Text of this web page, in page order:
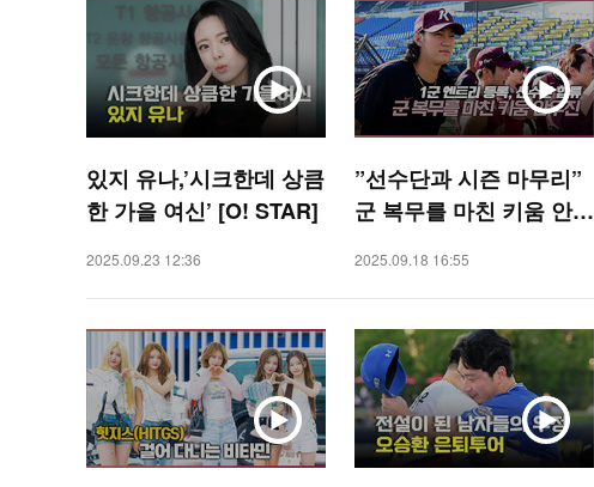
있지 유나,’시크한데 상큼
한 가을 여신’ [O! STAR]
2025.09.23 12:36
”선수단과 시즌 마무리”
군 복무를 마친 키움 안우
PORTS]
2025.09.18 16:55